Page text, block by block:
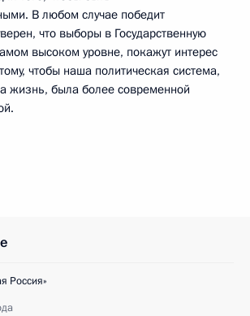
В любом случае победит
что выборы в Государственную
высоком уровне, покажут интерес
чтобы наша политическая система,
жизнь, была более современной
Россия»